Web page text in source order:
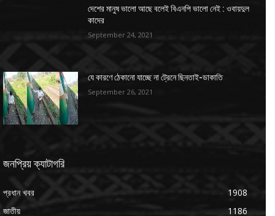
দেশের মানুষ ভালো আছে বলেই বিএনপি ভালো নেই : ওবায়দুল
কাদের
September 24, 2021
যে কারণে ঠেকানো যাচ্ছে না ট্রেনে ছিনতাই-ডাকাতি
September 26, 2021
জনপ্রিয় ক্যাটাগরি
প্রধান খবর
1908
জাতীয়
1186